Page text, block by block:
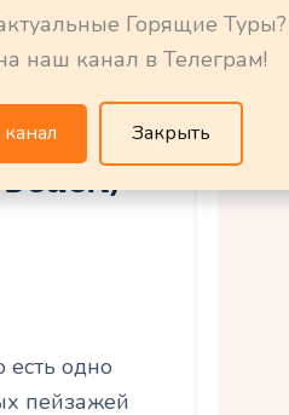
одно
пейзажей
Горящие
наш канал в Телеграм!
Закрыть